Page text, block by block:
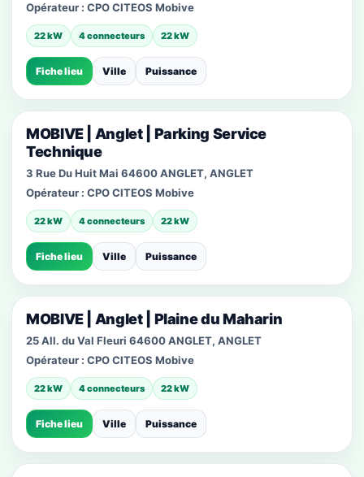
Opérateur : CPO CITEOS Mobive
22 kW 4 connecteurs 22 kW
Fiche lieu Ville Puissance
MOBIVE | Anglet | Parking Service
Technique
3 Rue Du Huit Mai 64600 ANGLET, ANGLET
Opérateur : CPO CITEOS Mobive
22 kW 4 connecteurs 22 kW
Fiche lieu Ville Puissance
MOBIVE | Anglet | Plaine du Maharin
25 All. du Val Fleuri 64600 ANGLET, ANGLET
Opérateur : CPO CITEOS Mobive
22 kW 4 connecteurs 22 kW
Fiche lieu Ville Puissance